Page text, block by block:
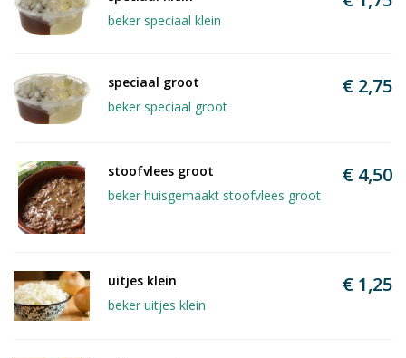
beker speciaal klein
speciaal groot
beker speciaal groot
€ 2,75
stoofvlees groot
beker huisgemaakt stoofvlees groot
€ 4,50
uitjes klein
beker uitjes klein
€ 1,25